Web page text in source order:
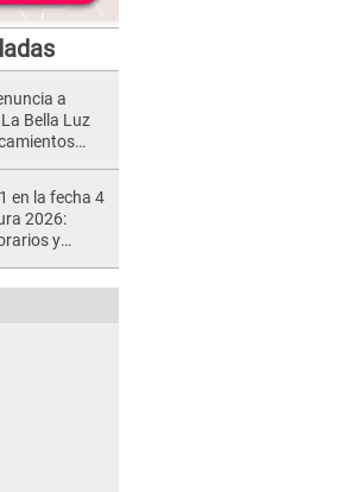
a
Bella Luz
en la fecha 4
2026:
y